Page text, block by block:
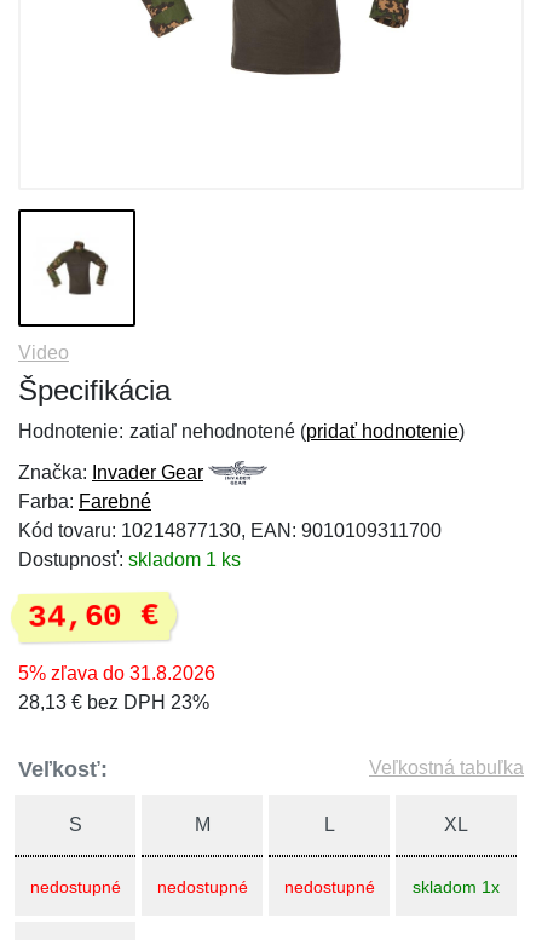
Video
Špecifikácia
Hodnotenie: zatiaľ nehodnotené (pridať hodnotenie)
Značka: Invader Gear
Farba: Farebné
Kód tovaru: 10214877130, EAN: 9010109311700
Dostupnosť: skladom 1 ks
34,60 €
5% zľava do 31.8.2026
28,13 € bez DPH 23%
Veľkosť: Veľkostná tabuľka
S
nedostupné
M
nedostupné
L
nedostupné
XL
skladom 1x